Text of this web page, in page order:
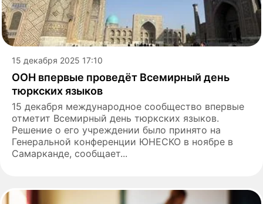
15 декабря 2025 17:10
ООН впервые проведёт Всемирный день
тюркских языков
15 декабря международное сообщество впервые
отметит Всемирный день тюркских языков.
Решение о его учреждении было принято на
Генеральной конференции ЮНЕСКО в ноябре в
Самарканде, сообщает...